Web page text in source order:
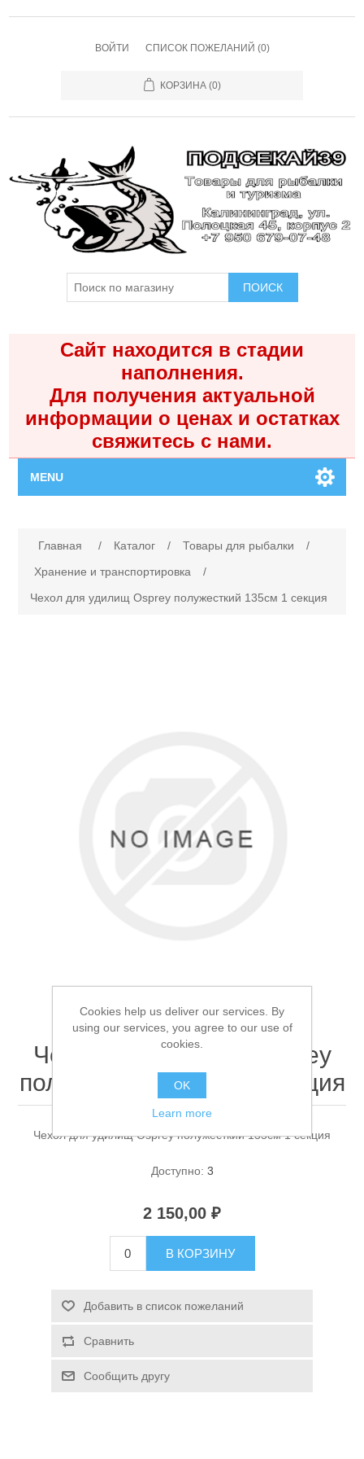
ВОЙТИ СПИСОК ПОЖЕЛАНИЙ (0)
КОРЗИНА (0)
ПОИСК
Сайт находится в стадии
наполнения.
Для получения актуальной
информации о ценах и остатках
свяжитесь с нами.
MENU
Каталог
Аксессуары для лодок
Спасательные средства
Главная / Каталог / Товары для рыбалки
/
Хранение и транспортировка
/
Чехол для удилищ Osprey полужесткий 135см 1 секция
Чехол для удилищ Osprey
полужесткий 135см 1 секция
Чехол для удилищ Osprey полужесткий 135см 1 секция
Доступно: 3
2 150,00 ₽
В КОРЗИНУ
Добавить в список пожеланий
Сравнить
Сообщить другу
Cookies help us deliver our services. By
using our services, you agree to our use of
cookies.
OK
Learn more